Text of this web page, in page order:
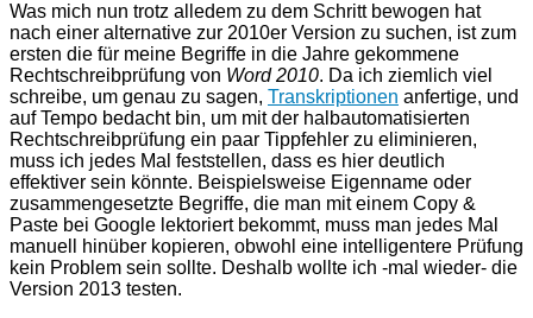
Was mich nun trotz alledem zu dem Schritt bewogen hat
nach einer alternative zur 2010er Version zu suchen, ist zum
ersten die für meine Begriffe in die Jahre gekommene
Rechtschreibprüfung von Word 2010. Da ich ziemlich viel
schreibe, um genau zu sagen, Transkriptionen anfertige, und
auf Tempo bedacht bin, um mit der halbautomatisierten
Rechtschreibprüfung ein paar Tippfehler zu eliminieren,
muss ich jedes Mal feststellen, dass es hier deutlich
effektiver sein könnte. Beispielsweise Eigenname oder
zusammengesetzte Begriffe, die man mit einem Copy &
Paste bei Google lektoriert bekommt, muss man jedes Mal
manuell hinüber kopieren, obwohl eine intelligentere Prüfung
kein Problem sein sollte. Deshalb wollte ich -mal wieder- die
Version 2013 testen.